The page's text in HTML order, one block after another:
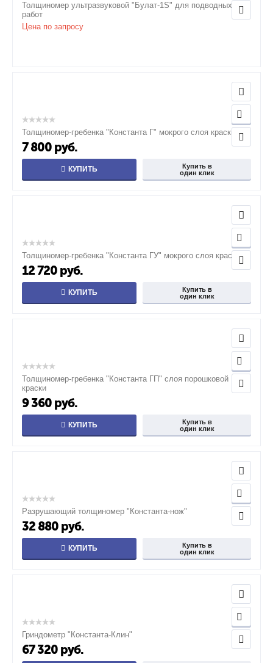
Толщиномер ультразвуковой "Булат-1S" для подводных
работ
Цена по запросу
Толщиномер-гребенка "Константа Г" мокрого слоя краски
7 800 руб.
КУПИТЬ
Купить в
один клик
Толщиномер-гребенка "Константа ГУ" мокрого слоя краски
12 720 руб.
КУПИТЬ
Купить в
один клик
Толщиномер-гребенка "Константа ГП" слоя порошковой
краски
9 360 руб.
КУПИТЬ
Купить в
один клик
Разрушающий толщиномер "Константа-нож"
32 880 руб.
КУПИТЬ
Купить в
один клик
Гриндометр "Константа-Клин"
67 320 руб.